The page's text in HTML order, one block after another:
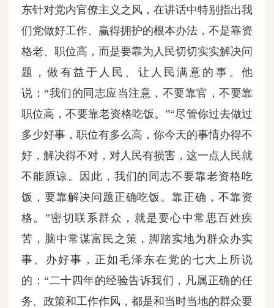
东针对党内官僚主义之风，在讲话中特别指出我
们党做好工作、赢得拥护的根本办法，不是靠资
格老、职位高，而是要靠为人民切切实实解决问
题，做有益于人民、让人民满意的事。他
说：“我们的同志应当注意，不要靠官，不要靠
职位高，不要靠老资格吃饭。”“尽管你过去做过
多少好事，职位有多么高，你今天的事情办得不
好，解决得不对，对人民有损害，这一点人民就
不能原谅。因此，我们的同志不要靠老资格吃
饭，要靠解决问题正确吃饭。靠正确，不靠资
格。”密切联系群众，就是要心中常思百姓疾
苦，脑中常谋富民之策，脚踏实地为群众办实
事、办好事，正如毛泽东在党的七大上所说
的：“二十四年的经验告诉我们，凡属正确的任
务、政策和工作作风，都是和当时当地的群众要